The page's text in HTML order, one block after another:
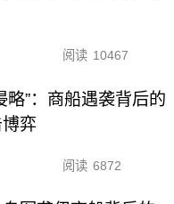
阅读 10467
略”：商船遇袭背后的
弈
阅读 6872